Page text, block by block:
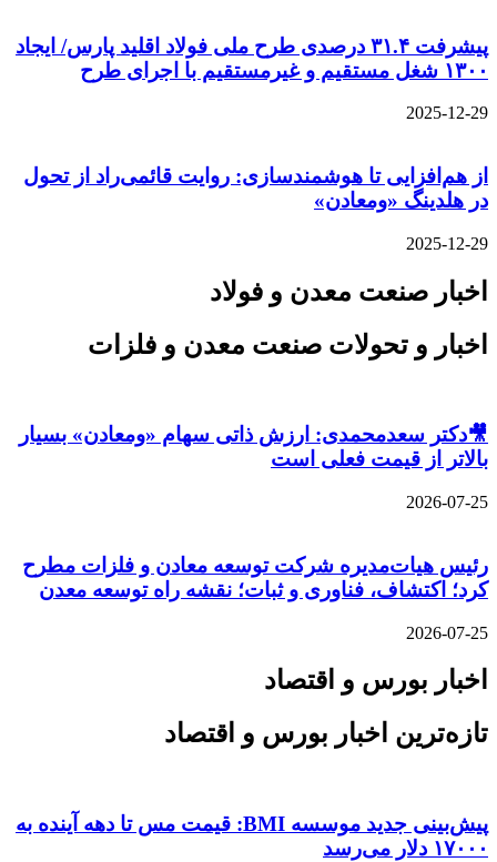
پیشرفت ۳۱.۴ درصدی طرح ملی فولاد اقلید پارس/ ایجاد
۱۳۰۰ شغل مستقیم و غیرمستقیم با اجرای طرح
2025-12-29
از هم‌افزایی تا هوشمندسازی: روایت قائمی‌راد از تحول
در هلدینگ «ومعادن»
2025-12-29
اخبار صنعت معدن و فولاد
اخبار و تحولات صنعت معدن و فلزات
🎥دکتر سعدمحمدی: ارزش ذاتی سهام «ومعادن» بسیار
بالاتر از قیمت فعلی است
2026-07-25
رئیس هیات‌مدیره شرکت توسعه معادن و فلزات مطرح
کرد؛ اکتشاف، فناوری و ثبات؛ نقشه راه توسعه معدن
2026-07-25
اخبار بورس و اقتصاد
تازه‌ترین اخبار بورس و اقتصاد
پیش‌بینی جدید موسسه BMI: قیمت مس تا دهه آینده به
۱۷۰۰۰ دلار می‌رسد